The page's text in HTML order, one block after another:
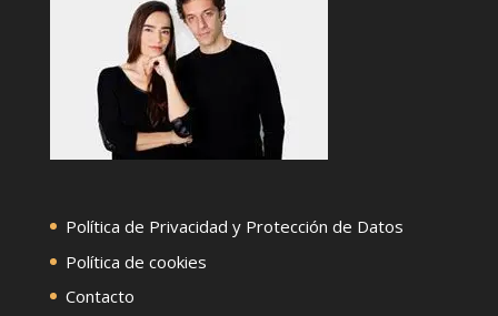
Política de Privacidad y Protección de Datos
Política de cookies
Contacto